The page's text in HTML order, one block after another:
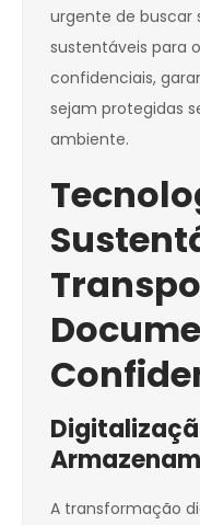
urgente de buscar
sustentáveis para
confidenciais,
sejam protegidas
ambiente.
A transformação